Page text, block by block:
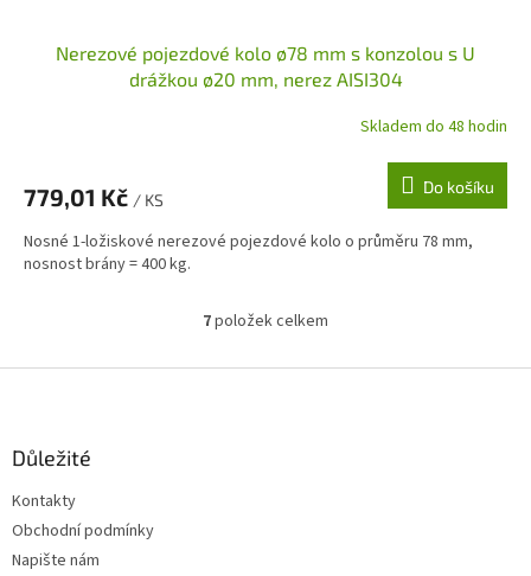
Nerezové pojezdové kolo ø78 mm s konzolou s U
drážkou ø20 mm, nerez AISI304
Skladem do 48 hodin
779,01 Kč / KS
Do košíku
Nosné 1-ložiskové nerezové pojezdové kolo o průměru 78 mm,
nosnost brány = 400 kg.
O
l
7položek celkem
Důležité
Kontakty
Obchodní podmínky
Napište nám